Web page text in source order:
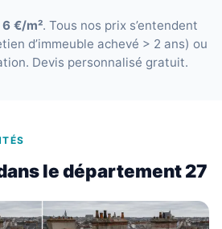
6 €/m². Tous nos prix s’entendent
d’immeuble achevé > 2 ans) ou
Devis personnalisé gratuit.
le département 27